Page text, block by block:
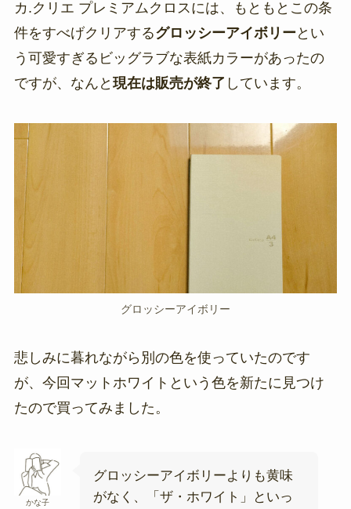
カ.クリエ プレミアムクロスには、もともとこの条
件をすべげクリアするグロッシーアイボリーとい
う可愛すぎるビッグラブな表紙カラーがあったの
ですが、なんと 現在は販売が終了 しています。
グロッシーアイボリー
悲しみに暮れながら別の色を使っていたのです
が、今回マットホワイトという色を新たに見つけ
たので買ってみました。
かな子
グロッシーアイボリーよりも黄味
がなく、「ザ・ホワイト」といっ